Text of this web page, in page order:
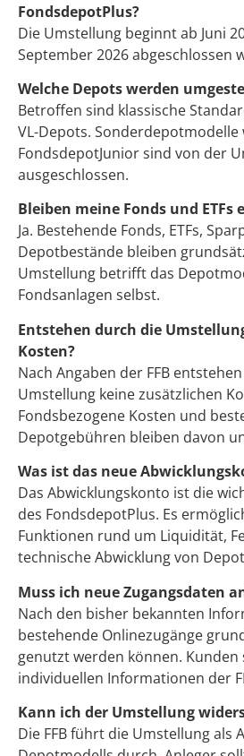
FondsdepotPlus?
Die Umstellung beginnt ab Juni
September 2026 abgeschlossen
Welche Depots werden
Betroffen sind klassische
VL-Depots. Sonderdepotmodelle
FondsdepotJunior sind von der
ausgeschlossen.
Bleiben meine Fonds und ETFs
Ja. Bestehende Fonds, ETFs,
Depotbestände bleiben
Umstellung betrifft das
Fondsanlagen selbst.
Entstehen durch die
Kosten?
Nach Angaben der FFB
Umstellung keine zusätzlichen
Fondsbezogene Kosten und
Depotgebühren bleiben davon
Was ist das neue
Das Abwicklungskonto ist die
des FondsdepotPlus. Es
Funktionen rund um Liquidität,
technische Abwicklung von
Muss ich neue Zugangsdaten
Nach den bisher bekannten
bestehende Onlinezugänge
genutzt werden können.
individuellen Informationen der
Kann ich der Umstellung
Die FFB führt die Umstellung als